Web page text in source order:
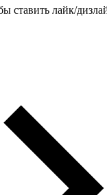
ставить лайк/